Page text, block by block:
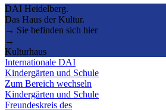
DAI Heidelberg.
Das Haus der Kultur.
→ Sie befinden sich hier
→
Kulturhaus
Internationale DAI
Kindergärten und Schule
Zum Bereich wechseln
Kindergärten und Schule
Freundeskreis des